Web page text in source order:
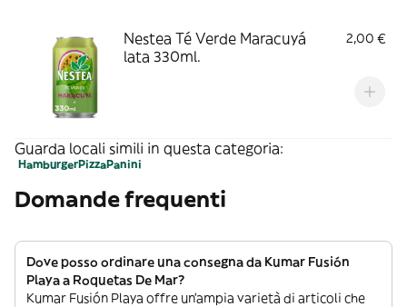
Nestea Té Verde Maracuyá
lata 330ml.
2,00 €
Guarda locali simili in questa categoria:
HamburgerPizzaPanini
Domande frequenti
Dove posso ordinare una consegna da Kumar Fusión
Playa a Roquetas De Mar?
Kumar Fusión Playa offre un’ampia varietà di articoli che